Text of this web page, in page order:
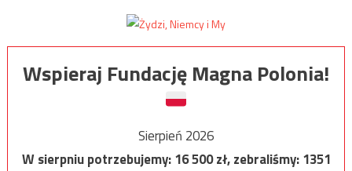
Wspieraj Fundację Magna Polonia!
Sierpień 2026
W sierpniu potrzebujemy:16 500zł, zebraliśmy:1351